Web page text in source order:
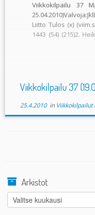
Viikkokilpailu 37
Liitto Tulos (x)
1443 (54) (215)2.
Viikkokilpailu 37
25.4.2010in
Arkistot
Arkistot